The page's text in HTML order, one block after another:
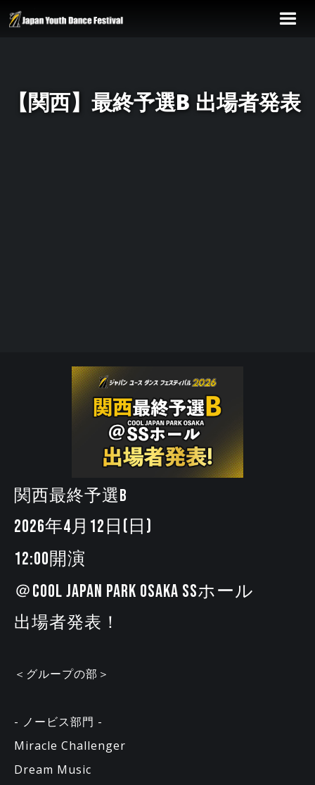
【関西】最終予選B 出場者発表
関西最終予選B
2026年4月12日(日)
12:00開演
＠COOL JAPAN PARK OSAKA SSホール
出場者発表！
＜グループの部＞
- ノービス部門 -
Miracle Challenger
Dream Music